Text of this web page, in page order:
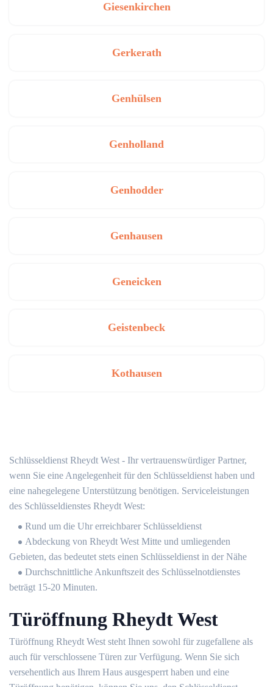
Giesenkirchen
Gerkerath
Genhülsen
Genholland
Genhodder
Genhausen
Geneicken
Geistenbeck
Kothausen
Schlüsseldienst Rheydt West - Ihr vertrauenswürdiger Partner,
wenn Sie eine Angelegenheit für den Schlüsseldienst haben und
eine nahegelegene Unterstützung benötigen. Serviceleistungen
des Schlüsseldienstes Rheydt West:
Rund um die Uhr erreichbarer Schlüsseldienst
Abdeckung von Rheydt West Mitte und umliegenden
Gebieten, das bedeutet stets einen Schlüsseldienst in der Nähe
Durchschnittliche Ankunftszeit des Schlüsselnotdienstes
beträgt 15-20 Minuten.
Türöffnung Rheydt West
Türöffnung Rheydt West steht Ihnen sowohl für zugefallene als
auch für verschlossene Türen zur Verfügung. Wenn Sie sich
versehentlich aus Ihrem Haus ausgesperrt haben und eine